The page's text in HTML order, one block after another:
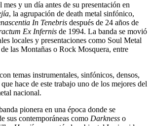
y un día antes de su presentación en
, la agrupación de death metal sinfónico,
In Tenebris después de 24 años de
Ex Infernis de 1994. La banda se movió
locales y presentaciones como Soul Metal
las Montañas o Rock Mosquera, entre
temas instrumentales, sinfónicos, densos,
hace de este trabajo uno de los mejores del
nacional.
pionera en una época donde se
sus contemporáneas como Darkness o